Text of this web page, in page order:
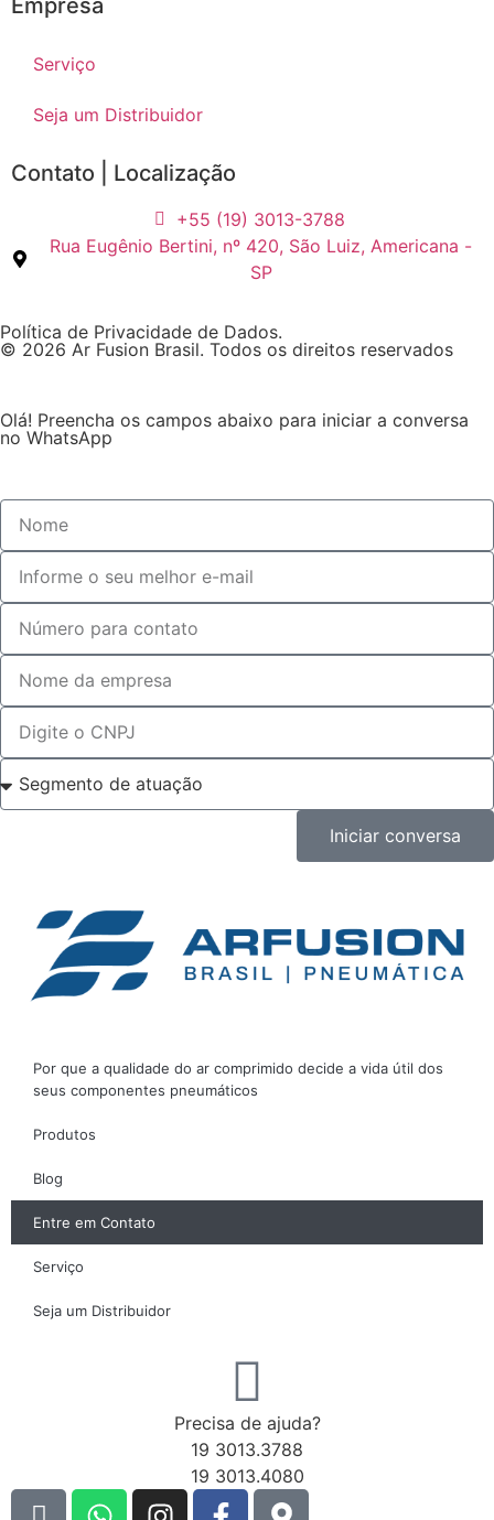
Empresa
Serviço
Seja um Distribuidor
Contato | Localização
+55 (19) 3013-3788
Rua Eugênio Bertini, nº 420, São Luiz, Americana -
SP
Política de Privacidade de Dados.
© 2026 Ar Fusion Brasil. Todos os direitos reservados
Olá! Preencha os campos abaixo para iniciar a conversa
no WhatsApp
Iniciar conversa
Por que a qualidade do ar comprimido decide a vida útil dos
seus componentes pneumáticos
Produtos
Blog
Entre em Contato
Serviço
Seja um Distribuidor
Precisa de ajuda?
19 3013.3788
19 3013.4080